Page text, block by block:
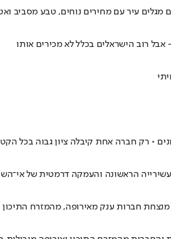
מגלים עיר עם מחירים נוחים, טבע מסביב